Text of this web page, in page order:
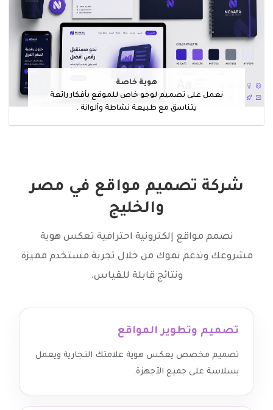
هوية خاصة
نعمل على تصميم لوجو خاص للموقع بأفكار رائعة
يتناسق مع طبيعة نشاطة وألوانة .
شركة تصميم مواقع في مصر
والخليج
نصمم مواقع إلكترونية احترافية تعكس هوية
مشروعك وتدعم نموك من خلال تجربة مستخدم مميزة
ونتائج قابلة للقياس.
تصميم وتطوير المواقع
تصميم مخصص يعكس هوية علامتك التجارية ويعمل
بسلاسة على جميع الأجهزة.